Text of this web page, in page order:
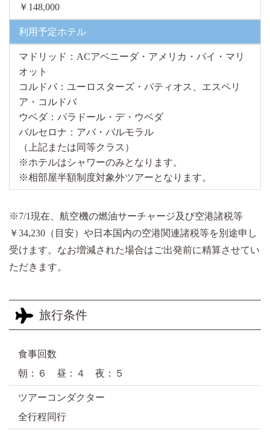
￥148,000
利用予定ホテル
マドリッド：ACアベニーダ・アメリカ・バイ・マリ
オット
コルドバ：ユーロスターズ・パティオス、エスペリ
ア・コルドバ
ウベダ：パラドール・デ・ウベダ
バルセロナ：アバ・バルモラル
（上記または同等クラス）
※ホテルはシャワーのみとなります。
※相部屋半額制度対象外ツアーとなります。
※7/1現在、航空機の燃油サーチャージ及び空港諸税等
￥34,230（目安）や日本国内の空港関連諸税等を別途申し
受けます。なお増減された場合はご出発前に精算させてい
ただきます。
旅行条件
食事回数
朝：６ 昼：４ 夜：５
ツアーコンダクター
全行程同行